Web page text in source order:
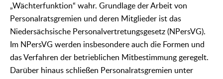
„Wächterfunktion“ wahr. Grundlage der Arbeit von
Personalratsgremien und deren Mitglieder ist das
Niedersächsische Personalvertretungsgesetz (NPersVG).
Im NPersVG werden insbesondere auch die Formen und
das Verfahren der betrieblichen Mitbestimmung geregelt.
Darüber hinaus schließen Personalratsgremien unter